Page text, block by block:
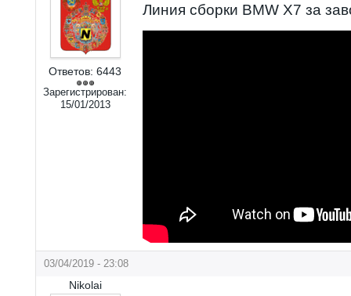
Ответов: 6443
Зарегистрирован:
15/01/2013
Линия сборки BMW X7 за
03/04/2019 - 23:08
Nikolai